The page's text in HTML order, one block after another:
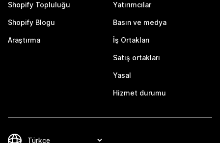
Shopify Topluluğu
Shopify Blogu
Araştırma
Yatırımcılar
Basın ve medya
İş Ortakları
Satış ortakları
Yasal
Hizmet durumu